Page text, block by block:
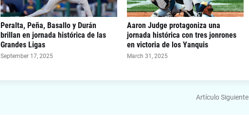
Peralta, Peña, Basallo y Durán
brillan en jornada histórica de las
Grandes Ligas
September 17, 2025
Aaron Judge protagoniza una
jornada histórica con tres jonrones
en victoria de los Yanquis
March 31, 2025
Artículo Siguiente